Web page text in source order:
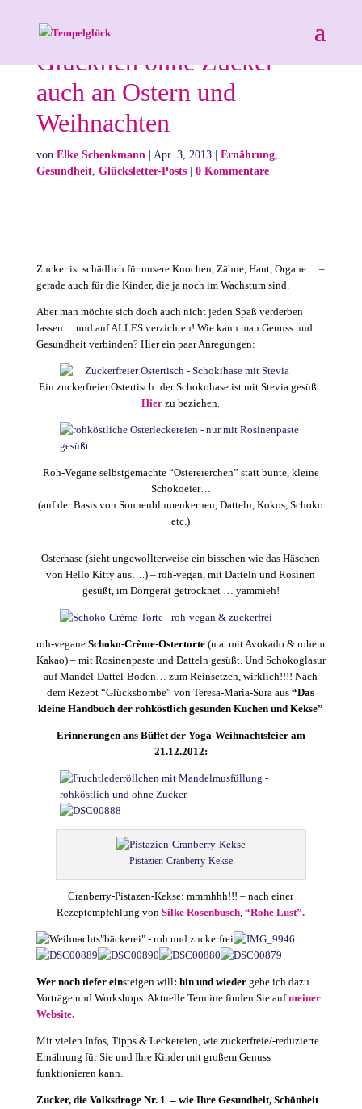
Glücklich ohne Zucker –
auch an Ostern und
Weihnachten
von Elke Schenkmann| Apr. 3, 2013| Ernährung,
Gesundheit, Glücksletter-Posts| 0 Kommentare
Zucker ist schädlich für unsere Knochen, Zähne, Haut, Organe… –
gerade auch für die Kinder, die ja noch im Wachstum sind.
Aber man möchte sich doch auch nicht jeden Spaß verderben
lassen… und auf ALLES verzichten! Wie kann man Genuss und
Gesundheit verbinden? Hier ein paar Anregungen:
Ein zuckerfreier Ostertisch: der Schokohase ist mit Stevia gesüßt.
Hier zu beziehen.
Roh-Vegane selbstgemachte “Ostereierchen” statt bunte, kleine
Schokoeier…
(auf der Basis von Sonnenblumenkernen, Datteln, Kokos, Schoko
etc.)
Osterhase (sieht ungewollterweise ein bisschen wie das Häschen
von Hello Kitty aus….) – roh-vegan, mit Datteln und Rosinen
gesüßt, im Dörrgerät getrocknet … yammieh!
roh-vegane Schoko-Crème-Ostertorte (u.a. mit Avokado & rohem
Kakao) – mit Rosinenpaste und Datteln gesüßt. Und Schokoglasur
auf Mandel-Dattel-Boden… zum Reinsetzen, wirklich!!!! Nach
dem Rezept “Glücksbombe” von Teresa-Maria-Sura aus“Das
kleine Handbuch der rohköstlich gesunden Kuchen und Kekse”
Erinnerungen ans Büffet der Yoga-Weihnachtsfeier am
21.12.2012:
Pistazien-Cranberry-Kekse
Cranberry-Pistazen-Kekse: mmmhhh!!! – nach einer
Rezeptempfehlung vonSilke Rosenbusch,“Rohe Lust”.
Wer noch tiefer einsteigen will: hin und wieder gebe ich dazu
Vorträge und Workshops. Aktuelle Termine finden Sie aufmeiner
Website.
Mit vielen Infos, Tipps & Leckereien, wie zuckerfreie/-reduzierte
Ernährung für Sie und Ihre Kinder mit großem Genuss
funktionieren kann.
Zucker, die Volksdroge Nr. 1. – wie Ihre Gesundheit, Schönheit